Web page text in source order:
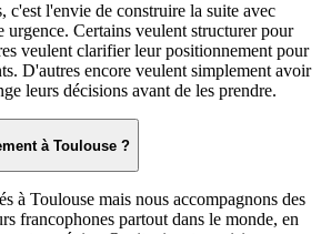
c'est l'envie de construire la suite avec
urgence. Certains veulent structurer pour
veulent clarifier leur positionnement pour
D'autres encore veulent simplement avoir
leurs décisions avant de les prendre.
à Toulouse ?
à Toulouse mais nous accompagnons des
francophones partout dans le monde, en